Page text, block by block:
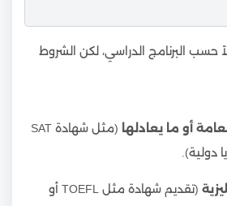
حسب البرنامج الدراسي، لكن الشروط
أو ما يعادلها
(مثل شهادة SAT
(تقديم شهادة مثل TOEFL أو